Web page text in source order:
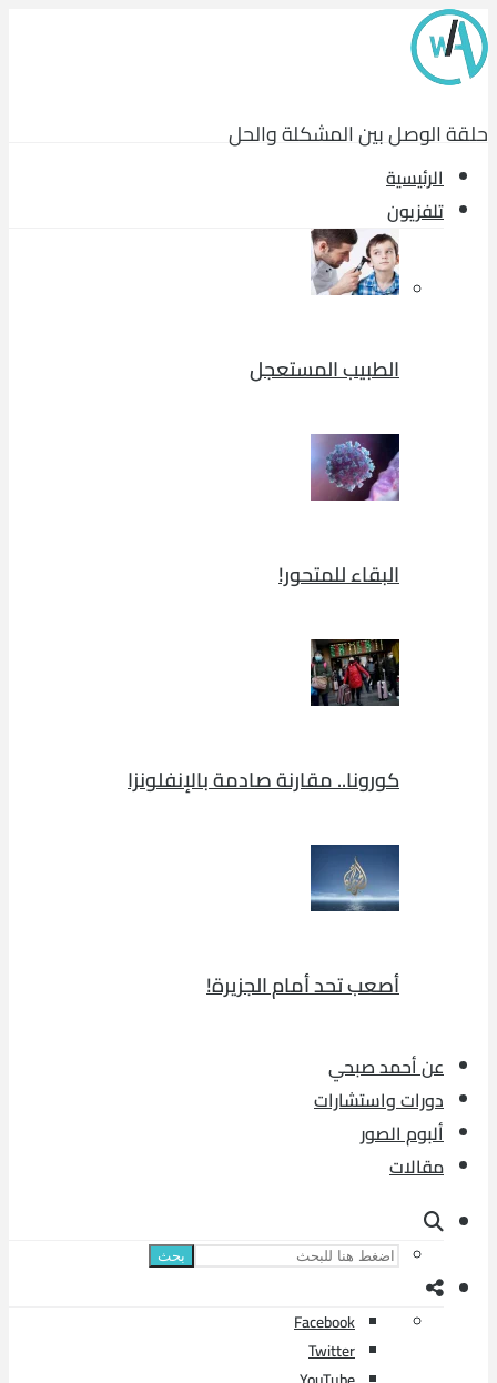
حلقة الوصل بين المشكلة والحل
الرئيسية
تلفزيون
الطبيب المستعجل
البقاء للمتحور!
كورونا.. مقارنة صادمة بالإنفلونزا
أصعب تحد أمام الجزيرة!
عن أحمد صبحي
دورات واستشارات
ألبوم الصور
مقالات
بحث
Facebook
Twitter